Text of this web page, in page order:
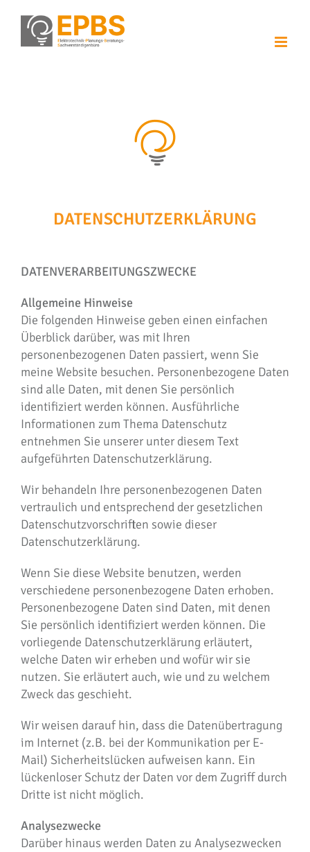
Inhalt
springen
DATENSCHUTZERKLÄRUNG
DATENVERARBEITUNGSZWECKE
Allgemeine Hinweise
Die folgenden Hinweise geben einen einfachen
Überblick darüber, was mit Ihren
personenbezogenen Daten passiert, wenn Sie
meine Website besuchen. Personenbezogene Daten
sind alle Daten, mit denen Sie persönlich
identifiziert werden können. Ausführliche
Informationen zum Thema Datenschutz
entnehmen Sie unserer unter diesem Text
aufgeführten Datenschutzerklärung.
Wir behandeln Ihre personenbezogenen Daten
vertraulich und entsprechend der gesetzlichen
Datenschutzvorschriften sowie dieser
Datenschutzerklärung.
Wenn Sie diese Website benutzen, werden
verschiedene personenbezogene Daten erhoben.
Personenbezogene Daten sind Daten, mit denen
Sie persönlich identifiziert werden können. Die
vorliegende Datenschutzerklärung erläutert,
welche Daten wir erheben und wofür wir sie
nutzen. Sie erläutert auch, wie und zu welchem
Zweck das geschieht.
Wir weisen darauf hin, dass die Datenübertragung
im Internet (z.B. bei der Kommunikation per E-
Mail) Sicherheitslücken aufweisen kann. Ein
lückenloser Schutz der Daten vor dem Zugriff durch
Dritte ist nicht möglich.
Analysezwecke
Darüber hinaus werden Daten zu Analysezwecken